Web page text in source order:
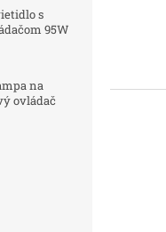
s
95W
na
ovládač